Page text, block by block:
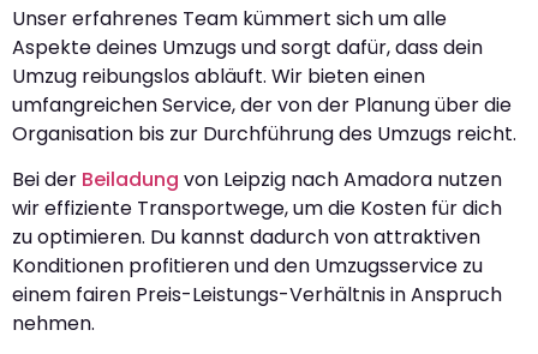
Unser erfahrenes Team kümmert sich um alle
Aspekte deines Umzugs und sorgt dafür, dass dein
Umzug reibungslos abläuft. Wir bieten einen
umfangreichen Service, der von der Planung über die
Organisation bis zur Durchführung des Umzugs reicht.
Bei der Beiladung von Leipzig nach Amadora nutzen
wir effiziente Transportwege, um die Kosten für dich
zu optimieren. Du kannst dadurch von attraktiven
Konditionen profitieren und den Umzugsservice zu
einem fairen Preis-Leistungs-Verhältnis in Anspruch
nehmen.